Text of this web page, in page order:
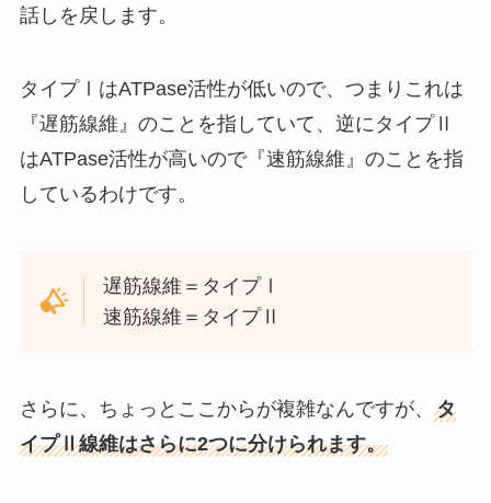
話しを戻します。
タイプⅠはATPase活性が低いので、つまりこれは
『遅筋線維』のことを指していて、逆にタイプⅡ
はATPase活性が高いので『速筋線維』のことを指
しているわけです。
遅筋線維＝タイプⅠ
速筋線維＝タイプⅡ
さらに、ちょっとここからが複雑なんですが、 タ
イプⅡ線維はさらに2つに分けられます。